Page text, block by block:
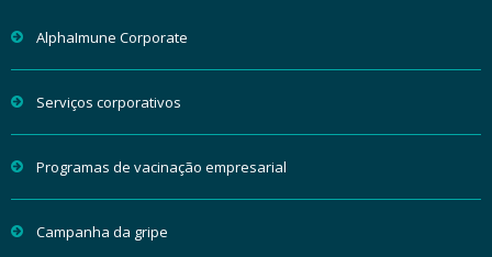
AlphaImune Corporate
Serviços corporativos
Programas de vacinação empresarial
Campanha da gripe